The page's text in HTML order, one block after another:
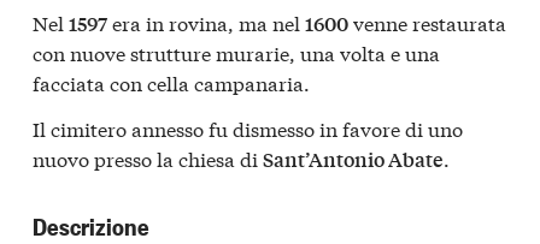
Nel 1597era in rovina, ma nel 1600venne restaurata
con nuove strutture murarie, una volta e una
facciata con cella campanaria.
Il cimitero annesso fu dismesso in favore di uno
nuovo presso la chiesa di Sant’Antonio Abate.
Descrizione